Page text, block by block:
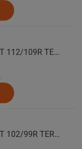
DAVANTI Автошина 225/70 R15 LT 112/109R TERRATOURA A/T RWL 10PR RPR M+S
DAVANTI Автошина 225/70 R16 LT 102/99R TERRATOURA A/T RBL 6PR RPR M+S